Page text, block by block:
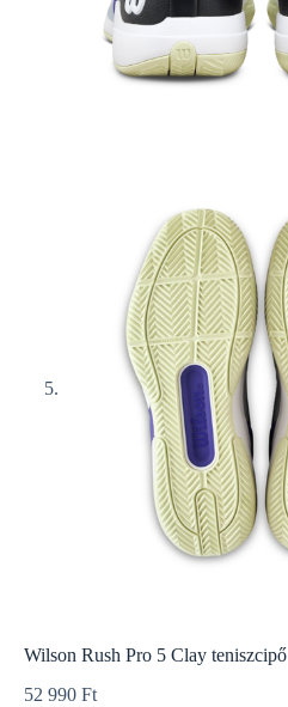
Wilson Rush Pro 5 Clay teniszcipő
52 990 Ft